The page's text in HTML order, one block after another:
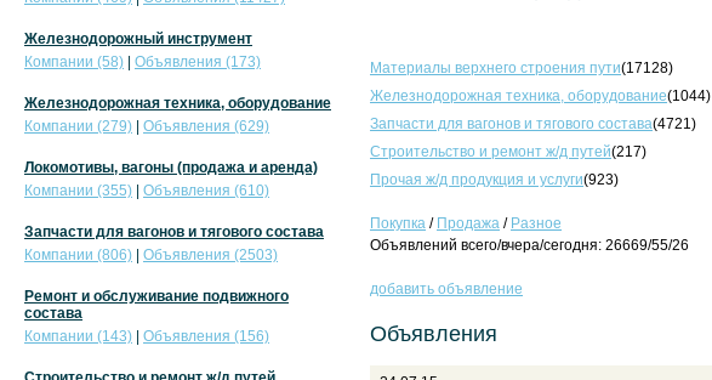
Материалы верхнего строения пути(17128)
Железнодорожная техника, оборудование(1044)
Запчасти для вагонов и тягового состава(4721)
Строительство и ремонт ж/д путей(217)
Прочая ж/д продукция и услуги(923)
Покупка / Продажа / Разное
Объявлений всего/вчера/сегодня: 26669/55/26
добавить объявление
Объявления
Железнодорожный инструмент
Компании (58)
Объявления (173)
Железнодорожная техника, оборудование
Компании (279)
Объявления (629)
Локомотивы, вагоны (продажа и аренда)
Компании (355)
Объявления (610)
Запчасти для вагонов и тягового состава
Компании (806)
Объявления (2503)
Ремонт и обслуживание подвижного
состава
Компании (143)
Объявления (156)